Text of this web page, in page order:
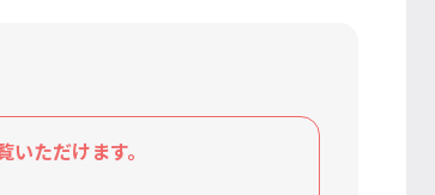
ただけます。